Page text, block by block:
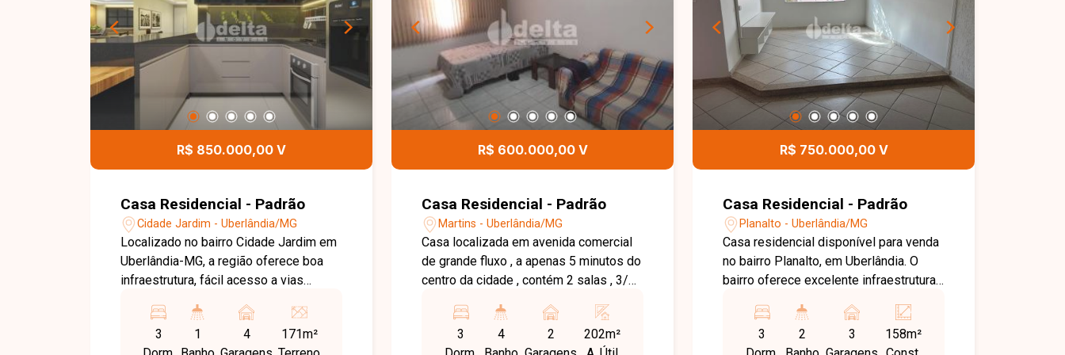
cozinha planejada com armários e uma
prática mesa em mármore, além de área
de serviços. O imóvel oferece duas
vagas de garagem. O imóvel é ideal
para quem busca segurança e conforto
em um condomínio fechado, com um
espaço gourmet privativo equipado
em família, em uma localização
social. Conta ainda com cozinha
funcional, área de serviço e três vagas
de garagem. Como diferencial, possui
ampla área gourmet com churrasqueira
e pia em pedra natural, além de varanda
gourmet e piscina, criando um ambiente
ideal para momentos de lazer e
oportunidade de morar com conforto,
espaço e praticidade no bairro Jardim
Brasília.
R$ 850.000,00 V
Casa Residencial - Padrão
Cidade Jardim - Uberlândia/MG
Localizado no bairro Cidade Jardim em
Uberlândia-MG, a região oferece boa
infraestrutura, fácil acesso a vias
comércios e serviços, proporcionando
praticidade no dia a dia. O sobrado
3
1
4
171m²
R$ 600.000,00 V
Casa Residencial - Padrão
Martins - Uberlândia/MG
Casa localizada em avenida comercial
de grande fluxo , a apenas 5 minutos do
centro da cidade , contém 2 salas , 3/4
suíte com banheira , banho social ,
cozinha planejada com armários,
3
4
2
202m²
R$ 750.000,00 V
Casa Residencial - Padrão
Planalto - Uberlândia/MG
Casa residencial disponível para venda
no bairro Planalto, em Uberlândia. O
bairro oferece excelente infraestrutura,
cidade, além de contar com
supermercados, escolas, farmácias e
3
2
3
158m²